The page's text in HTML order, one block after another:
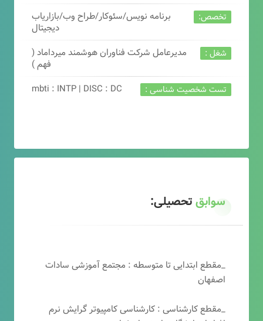
تخصص:
برنامه نویس/سئوکار/طراح وب/بازاریاب
دیجیتال
شغل :
مدیرعامل شرکت فناوران هوشمند میرداماد (
فهم )
تست شخصیت شناسی : mbti : INTP | DISC : DC
سوابقتحصیلی:
_مقطع ابتدایی تا متوسطه : مجتمع آموزشی سادات
اصفهان
_مقطع کارشناسی : کارشناسی کامپیوتر گرایش نرم